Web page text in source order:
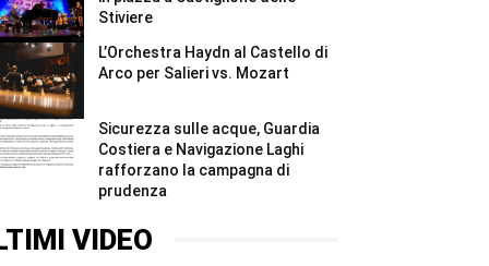
Stiviere
L’Orchestra Haydn al Castello di
Arco per Salieri vs. Mozart
Sicurezza sulle acque, Guardia
Costiera e Navigazione Laghi
rafforzano la campagna di
prudenza
VIDEO